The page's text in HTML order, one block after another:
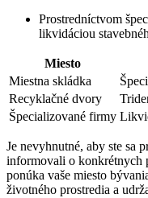
Prostredníctvom
likvidáciou
Miesto
Miestna skládka
Recyklačné dvory
Špecializované firmy
Je nevyhnutné, aby ste sa
informovali o konkrétnych
ponúka vaše miesto
životného prostredia a